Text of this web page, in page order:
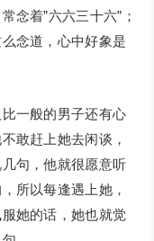
念着”六六三十六”；
念道，心中好象是
一般的男子还有心
敢赶上她去闲谈，
句，他就很愿意听
所以每逢遇上她，
她的话，她也就觉